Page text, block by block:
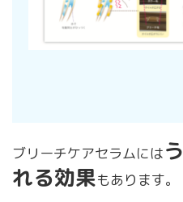
ブリーチケアセラムには
れる効果もあります。